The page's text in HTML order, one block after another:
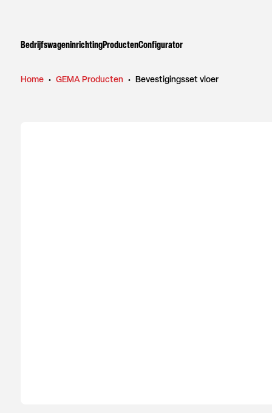
BedrijfswageninrichtingProductenConfigurator
Home • GEMA Producten • Bevestigingsset vloer